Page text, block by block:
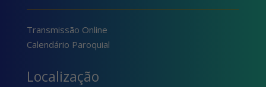
Transmissão Online
Calendário Paroquial
Localização